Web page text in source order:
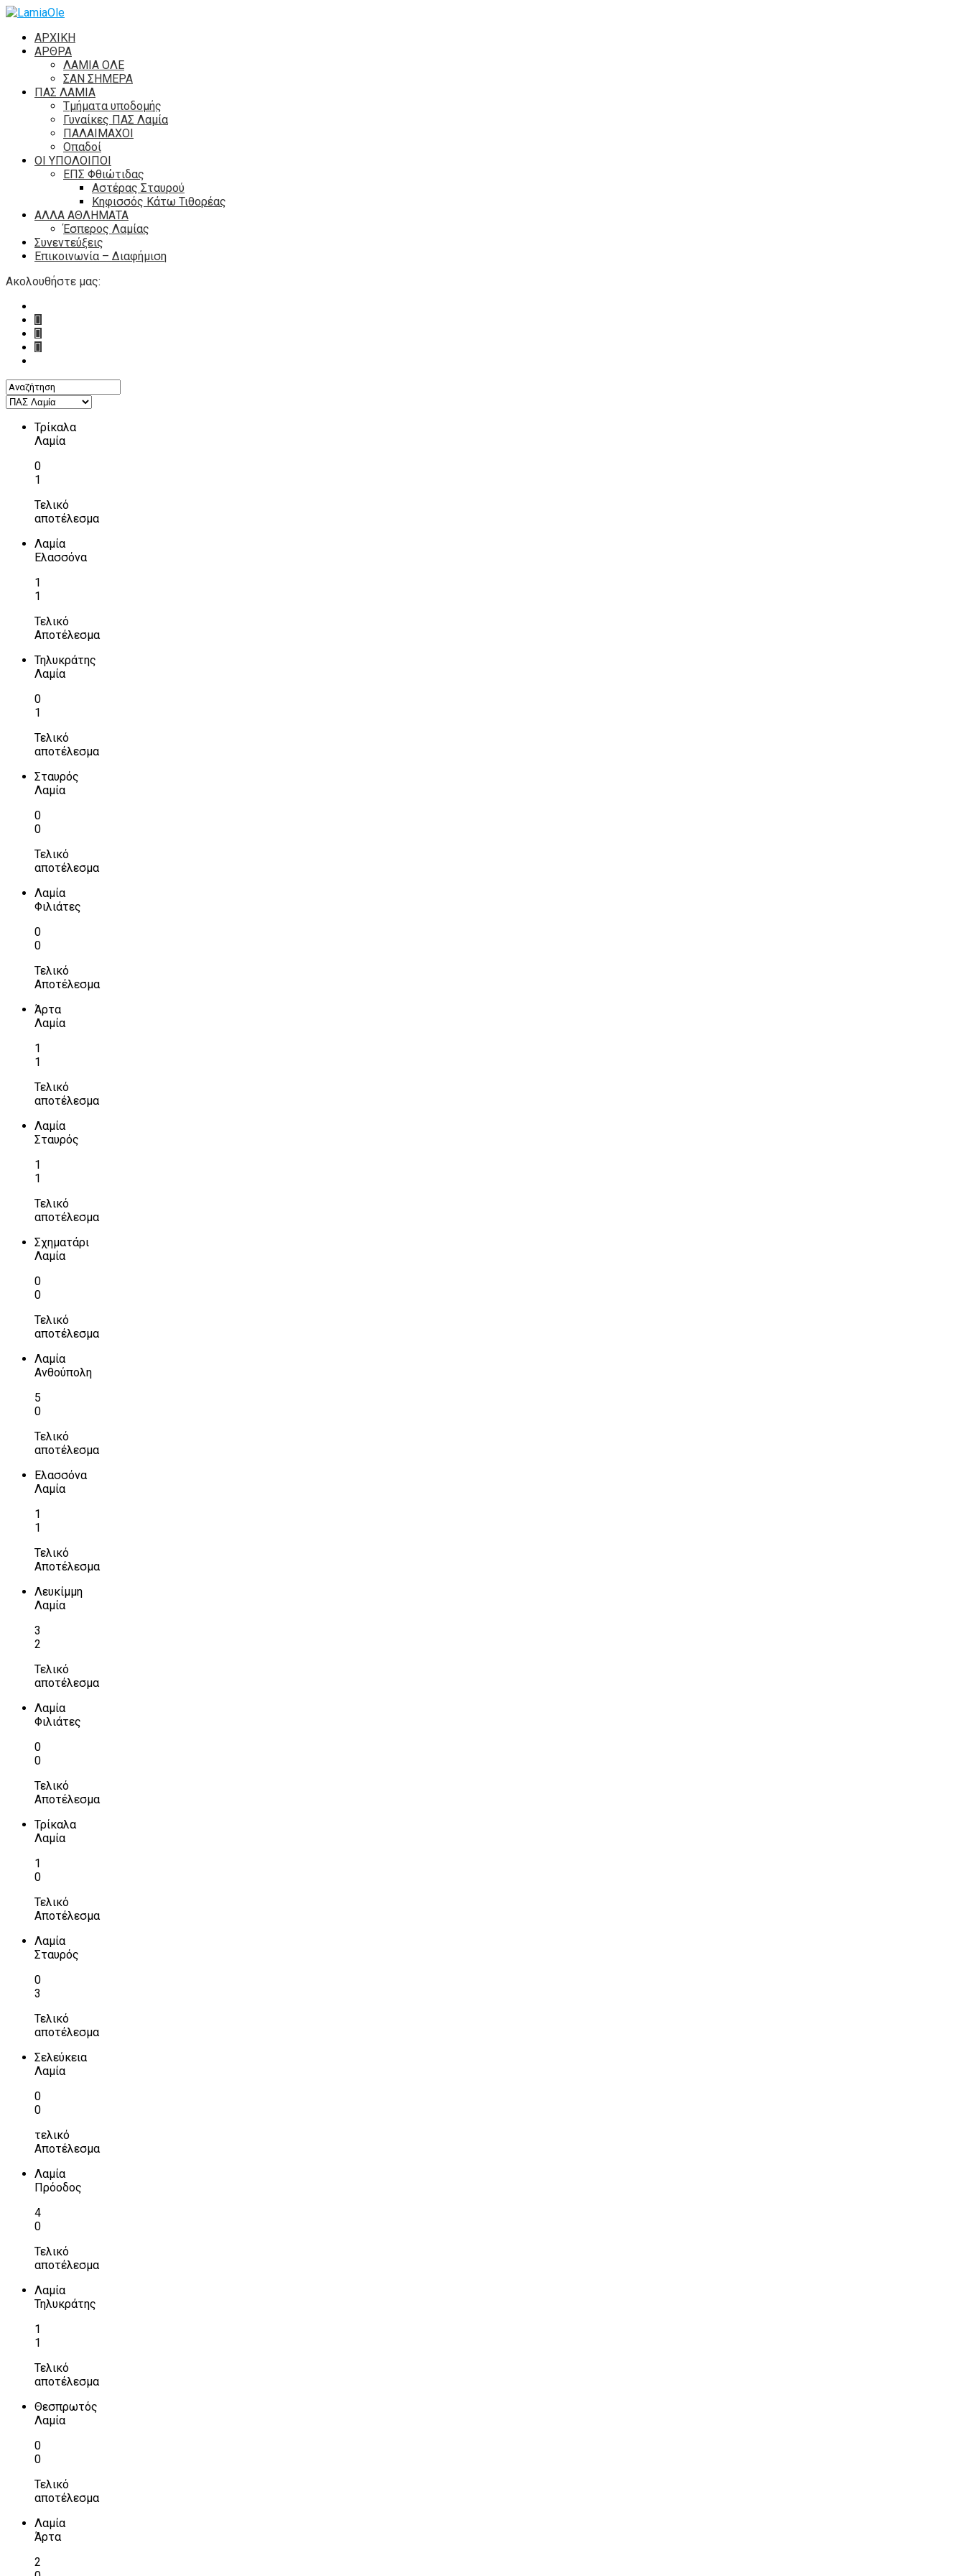
ΑΡΧΙΚΗ
ΑΡΘΡΑ
ΛΑΜΙΑ ΟΛΕ
ΣΑΝ ΣΗΜΕΡΑ
ΠΑΣ ΛΑΜΙΑ
Τμήματα υποδομής
Γυναίκες ΠΑΣ Λαμία
ΠΑΛΑΙΜΑΧΟΙ
Οπαδοί
ΟΙ ΥΠΟΛΟΙΠΟΙ
ΕΠΣ Φθιώτιδας
Αστέρας Σταυρού
Κηφισσός Κάτω Τιθορέας
ΑΛΛΑ ΑΘΛΗΜΑΤΑ
Έσπερος Λαμίας
Συνεντεύξεις
Επικοινωνία – Διαφήμιση
Ακολουθήστε μας:
Τρίκαλα
Λαμία
0
1
Τελικό
αποτέλεσμα
Λαμία
Ελασσόνα
1
1
Τελικό
Αποτέλεσμα
Τηλυκράτης
Λαμία
0
1
Τελικό
αποτέλεσμα
Σταυρός
Λαμία
0
0
Τελικό
αποτέλεσμα
Λαμία
Φιλιάτες
0
0
Τελικό
Αποτέλεσμα
Άρτα
Λαμία
1
1
Τελικό
αποτέλεσμα
Λαμία
Σταυρός
1
1
Τελικό
αποτέλεσμα
Σχηματάρι
Λαμία
0
0
Τελικό
αποτέλεσμα
Λαμία
Ανθούπολη
5
0
Τελικό
αποτέλεσμα
Ελασσόνα
Λαμία
1
1
Τελικό
Αποτέλεσμα
Λευκίμμη
Λαμία
3
2
Τελικό
αποτέλεσμα
Λαμία
Φιλιάτες
0
0
Τελικό
Αποτέλεσμα
Τρίκαλα
Λαμία
1
0
Τελικό
Αποτέλεσμα
Λαμία
Σταυρός
0
3
Τελικό
αποτέλεσμα
Σελεύκεια
Λαμία
0
0
τελικό
Αποτέλεσμα
Λαμία
Πρόοδος
4
0
Τελικό
αποτέλεσμα
Λαμία
Τηλυκράτης
1
1
Τελικό
αποτέλεσμα
Θεσπρωτός
Λαμία
0
0
Τελικό
αποτέλεσμα
Λαμία
Άρτα
2